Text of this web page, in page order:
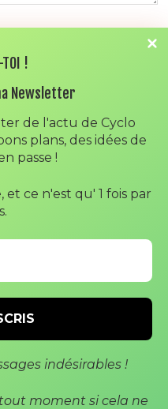
TOI !
Newsletter
de l'actu de Cyclo
plans, des idées de
passe !
et ce n'est qu' 1 fois par
indésirables !
moment si cela ne
E-MAIL ET MON SITE DANS